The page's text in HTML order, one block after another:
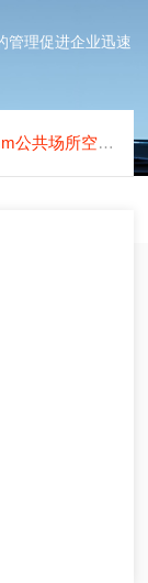
管理促进企业迅速
气中一氧化碳测定TDX01色谱柱